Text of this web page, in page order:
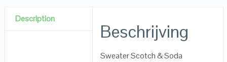
Description
Beschrijving
Sweater Scotch & Soda